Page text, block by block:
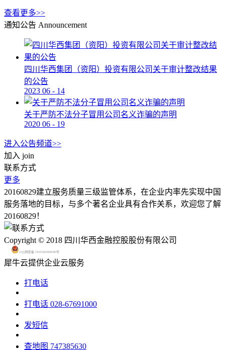
查看更多>>
通知公告 Announcement
四川华西集团（资阳）投资有限公司关于审计整改结果
的公告
2023 06 - 14
关于严防不法分子冒用公司名义诈骗的声明
2020 06 - 19
进入公告频道>>
加入 join
联系方式
更多
20160829建立服务质量三级监管体系，在企业内率先实现中国
服务落地的目标，与多个著名企业具有合作关系，欢迎您了解
20160829！
Copyright © 2018 四川华西金融控股股份有限公司
川公网安备 51015602000580号
犀牛云提供企业云服务
打电话
打电话 028-67691000
发短信
查地图 747385630